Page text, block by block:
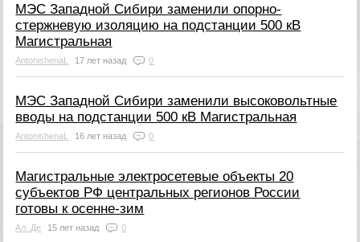
МЭС Западной Сибири заменили опорно-
стержневую изоляцию на подстанции 500 кВ
Магистральная
AntonishenaL 17 лет назад 0
МЭС Западной Сибири заменили высоковольтные
вводы на подстанции 500 кВ Магистральная
AntonishenaL 16 лет назад 0
Магистральные электросетевые объекты 20
субъектов РФ центральных регионов России
готовы к осенне-зим
Ал_Де 15 лет назад 0